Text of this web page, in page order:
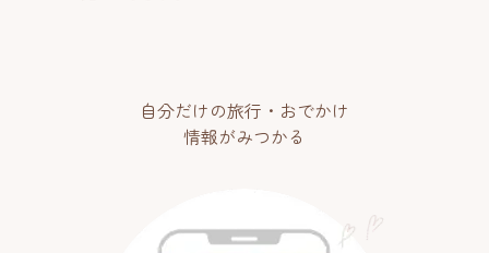
自分だけの旅行・おでかけ
情報がみつかる